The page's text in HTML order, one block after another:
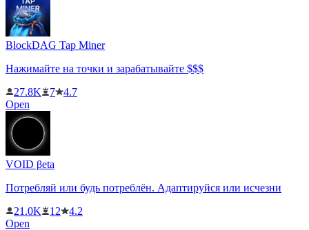
BlockDAG Tap Miner
Нажимайте на точки и зарабатывайте $$$
27.8K
7
4.7
Open
VOID βeta
Потребляй или будь потреблён. Адаптируйся или исчезни
21.0K
12
4.2
Open